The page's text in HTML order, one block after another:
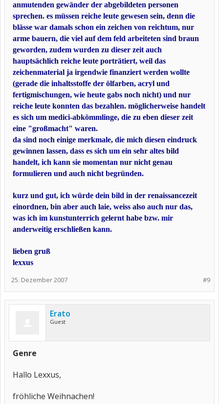
anmutenden gewänder der abgebildeten personen
sprechen. es müssen reiche leute gewesen sein, denn die
blässe war damals schon ein zeichen von reichtum, nur
arme bauern, die viel auf dem feld arbeiteten sind braun
geworden, zudem wurden zu dieser zeit auch
hauptsächlich reiche leute porträtiert, weil das
zeichenmaterial ja irgendwie finanziert werden wollte
(gerade die inhaltsstoffe der ölfarben, acryl und
fertigmischungen, wie heute gabs noch nicht) und nur
reiche leute konnten das bezahlen. möglicherweise handelt
es sich um medici-abkömmlinge, die zu eben dieser zeit
eine "großmacht" waren.
da sind noch einige merkmale, die mich diesen eindruck
gewinnen lassen, dass es sich um ein sehr altes bild
handelt, ich kann sie momentan nur nicht genau
formulieren und auch nicht begründen.
kurz und gut, ich würde dein bild in der renaissancezeit
einordnen, bin aber auch laie, weiss also auch nur das,
was ich im kunstunterrich gelernt habe bzw. mir
anderweitig erschließen kann.
lieben gruß
lexxus
#9
25. Dezember 2007
Erato
Guest
Genre
Hallo Lexxus,
fröhliche Weihnachen!